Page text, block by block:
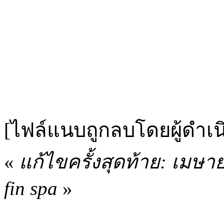
[ไฟล์แนบถูกลบโดยผู้ดำเ
« แก้ไขครั้งสุดท้าย: เมษา
fin spa »